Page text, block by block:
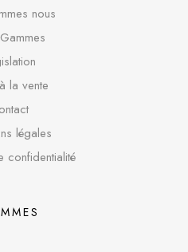
nous
la vente
légales
confidentialité